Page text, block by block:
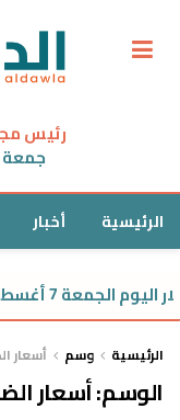
رئيس
الرئيسية أخبار
استقرار العملة الأمريكية دون 50 جنيهًا
الرئيسية وسم أسعار
الوسم:أسعار